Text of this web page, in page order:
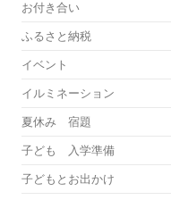
お付き合い
ふるさと納税
イベント
イルミネーション
夏休み 宿題
子ども 入学準備
子どもとお出かけ